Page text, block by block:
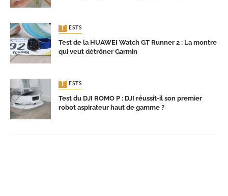
TESTS
Test de la HUAWEI Watch GT Runner 2 : La montre
qui veut détrôner Garmin
TESTS
Test du DJI ROMO P : DJI réussit-il son premier
robot aspirateur haut de gamme ?